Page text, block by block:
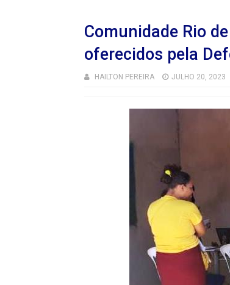
Comunidade Rio
oferecidos pela
HAILTON PEREIRA JULHO 20, 2023